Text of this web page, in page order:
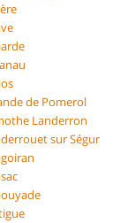
de Pomerol
Landerron
sur Ségur